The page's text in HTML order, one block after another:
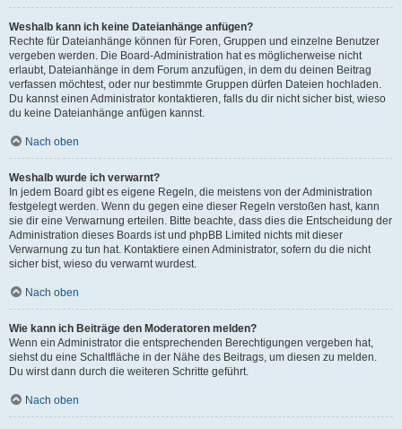
Weshalb kann ich keine Dateianhänge anfügen?
Rechte für Dateianhänge können für Foren, Gruppen und einzelne Benutzer
vergeben werden. Die Board-Administration hat es möglicherweise nicht
erlaubt, Dateianhänge in dem Forum anzufügen, in dem du deinen Beitrag
verfassen möchtest, oder nur bestimmte Gruppen dürfen Dateien hochladen.
Du kannst einen Administrator kontaktieren, falls du dir nicht sicher bist, wieso
du keine Dateianhänge anfügen kannst.
Nach oben
Weshalb wurde ich verwarnt?
In jedem Board gibt es eigene Regeln, die meistens von der Administration
festgelegt werden. Wenn du gegen eine dieser Regeln verstoßen hast, kann
sie dir eine Verwarnung erteilen. Bitte beachte, dass dies die Entscheidung der
Administration dieses Boards ist und phpBB Limited nichts mit dieser
Verwarnung zu tun hat. Kontaktiere einen Administrator, sofern du die nicht
sicher bist, wieso du verwarnt wurdest.
Nach oben
Wie kann ich Beiträge den Moderatoren melden?
Wenn ein Administrator die entsprechenden Berechtigungen vergeben hat,
siehst du eine Schaltfläche in der Nähe des Beitrags, um diesen zu melden.
Du wirst dann durch die weiteren Schritte geführt.
Nach oben